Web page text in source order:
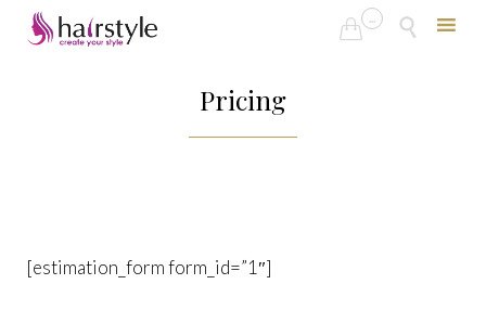
 ...

to
content
Pricing
[estimation_form form_id=”1″]